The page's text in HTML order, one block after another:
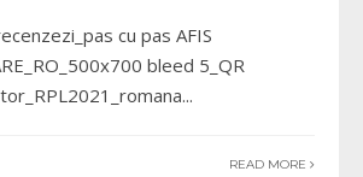
cu pas AFIS
bleed 5_QR
...
READ MORE